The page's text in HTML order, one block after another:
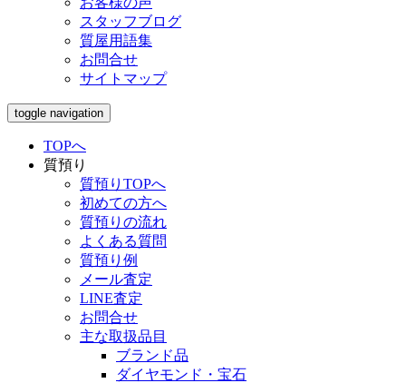
スタッフブログ
質屋用語集
お問合せ
サイトマップ
toggle navigation
TOPへ
質預り
質預りTOPへ
初めての方へ
質預りの流れ
よくある質問
質預り例
メール査定
LINE査定
お問合せ
主な取扱品目
ブランド品
ダイヤモンド・宝石